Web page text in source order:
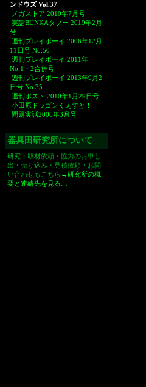
ンドウズ Vol.37
メガストア 2010年7月号
実話BUNKAタブー 2019年2月
号
週刊プレイボーイ 2006年12月
11日号 No.50
週刊プレイボーイ 2011年
No.1・2合併号
週刊プレイボーイ 2013年9月2
日号 No.35
週刊ポスト 2010年1月29日号
小田原ドラゴンくえすと！
問題実話2006年3月号
器具田研究所について
研究・取材依頼・協力のお申し
出・売り込み・見積依頼・お問
い合わせもこちら →研究所の概
要と連絡先を見る…